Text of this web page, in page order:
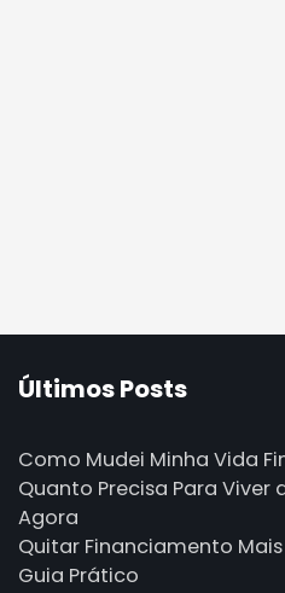
Últimos Posts
Como Mudei Minha Vida
Quanto Precisa Para Viver
Agora
Quitar Financiamento
Guia Prático